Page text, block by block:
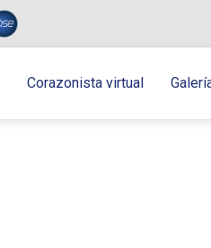
Corazonista virtual